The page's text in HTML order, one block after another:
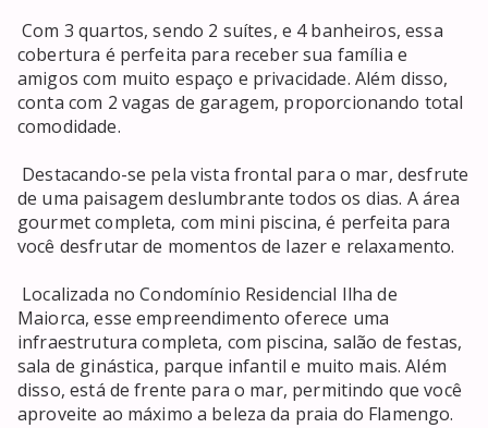
Com 3 quartos, sendo 2 suítes, e 4 banheiros, essa
cobertura é perfeita para receber sua família e
amigos com muito espaço e privacidade. Além disso,
conta com 2 vagas de garagem, proporcionando total
comodidade.
de uma paisagem deslumbrante todos os dias. A área
gourmet completa, com mini piscina, é perfeita para
você desfrutar de momentos de lazer e relaxamento.
Maiorca, esse empreendimento oferece uma
infraestrutura completa, com piscina, salão de festas,
sala de ginástica, parque infantil e muito mais. Além
disso, está de frente para o mar, permitindo que você
aproveite ao máximo a beleza da praia do Flamengo.